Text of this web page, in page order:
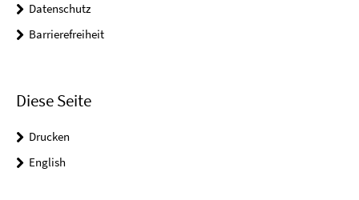
Datenschutz
Barrierefreiheit
Diese Seite
Drucken
English